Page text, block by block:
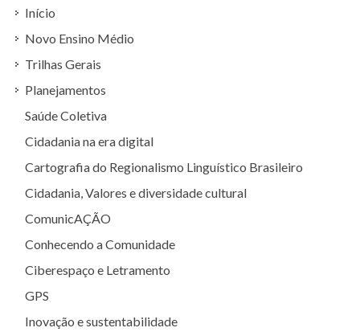
Início
Novo Ensino Médio
Trilhas Gerais
Planejamentos
Saúde Coletiva
Cidadania na era digital
Cartografia do Regionalismo Linguístico Brasileiro
Cidadania, Valores e diversidade cultural
ComunicAÇÃO
Conhecendo a Comunidade
Ciberespaço e Letramento
GPS
Inovação e sustentabilidade